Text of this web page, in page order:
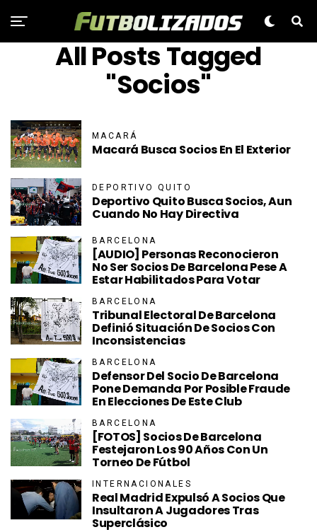
All Posts Tagged
"Socios"
MACARÁ
Macará Busca Socios En El Exterior
DEPORTIVO QUITO
Deportivo Quito Busca Socios, Aun
Cuando No Hay Directiva
BARCELONA
[AUDIO] Personas Reconocieron
No Ser Socios De Barcelona Pese A
Estar Habilitados Para Votar
BARCELONA
Tribunal Electoral De Barcelona
Definió Situación De Socios Con
Inconsistencias
BARCELONA
Defensor Del Socio De Barcelona
Pone Demanda Por Posible Fraude
En Elecciones De Este Club
BARCELONA
[FOTOS] Socios De Barcelona
Festejaron Los 90 Años Con Un
Torneo De Fútbol
INTERNACIONALES
Real Madrid Expulsó A Socios Que
Insultaron A Jugadores Tras
Superclásico